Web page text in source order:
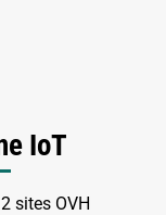
IoT
sites OVH